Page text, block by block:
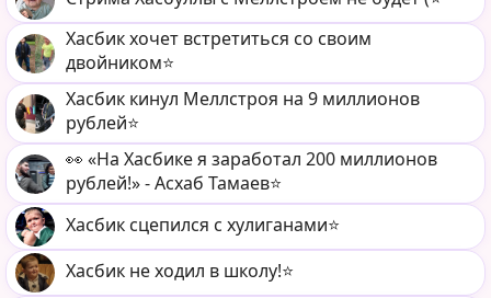
Хасбик хочет встретиться со своим
двойником⭐️
Хасбик кинул Меллстроя на 9 миллионов
рублей⭐️
👀 «На Хасбике я заработал 200 миллионов
рублей!» - Асхаб Тамаев⭐️
Хасбик сцепился с хулиганами⭐️
Хасбик не ходил в школу!⭐️